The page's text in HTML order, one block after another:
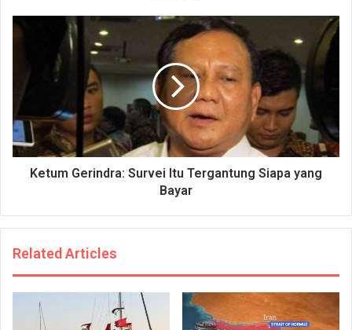
Ketum Gerindra: Survei Itu Tergantung Siapa yang
Bayar
Related Articles